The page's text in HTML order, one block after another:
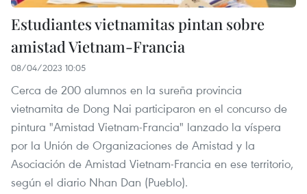
Estudiantes vietnamitas pintan sobre
amistad Vietnam-Francia
08/04/2023 10:05
Cerca de 200 alumnos en la sureña provincia
vietnamita de Dong Nai participaron en el concurso de
pintura "Amistad Vietnam-Francia" lanzado la víspera
por la Unión de Organizaciones de Amistad y la
Asociación de Amistad Vietnam-Francia en ese territorio,
según el diario Nhan Dan (Pueblo).